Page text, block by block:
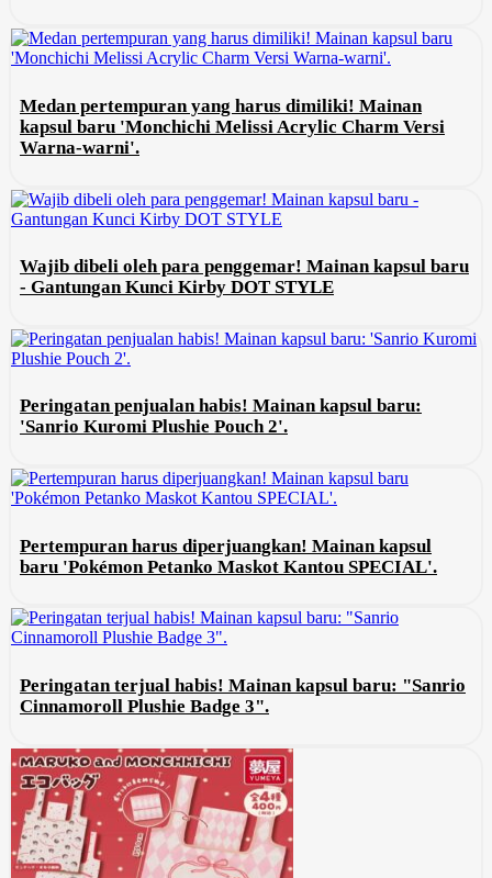
Medan pertempuran yang harus dimiliki! Mainan
kapsul baru 'Monchichi Melissi Acrylic Charm Versi
Warna-warni'.
Wajib dibeli oleh para penggemar! Mainan kapsul baru
- Gantungan Kunci Kirby DOT STYLE
Peringatan penjualan habis! Mainan kapsul baru:
'Sanrio Kuromi Plushie Pouch 2'.
Pertempuran harus diperjuangkan! Mainan kapsul
baru 'Pokémon Petanko Maskot Kantou SPECIAL'.
Peringatan terjual habis! Mainan kapsul baru: "Sanrio
Cinnamoroll Plushie Badge 3".